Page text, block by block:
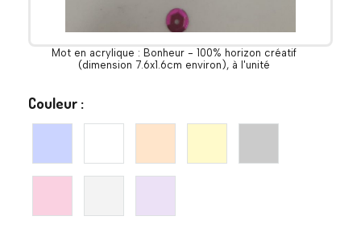
Mot en acrylique : Bonheur - 100% horizon créatif
(dimension 7.6x1.6cm environ), à l'unité
Couleur :